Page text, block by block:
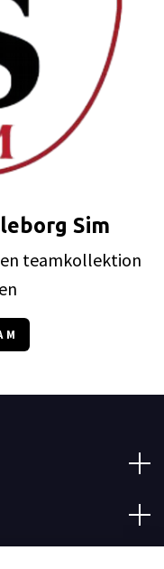
Sim
teamkollektion